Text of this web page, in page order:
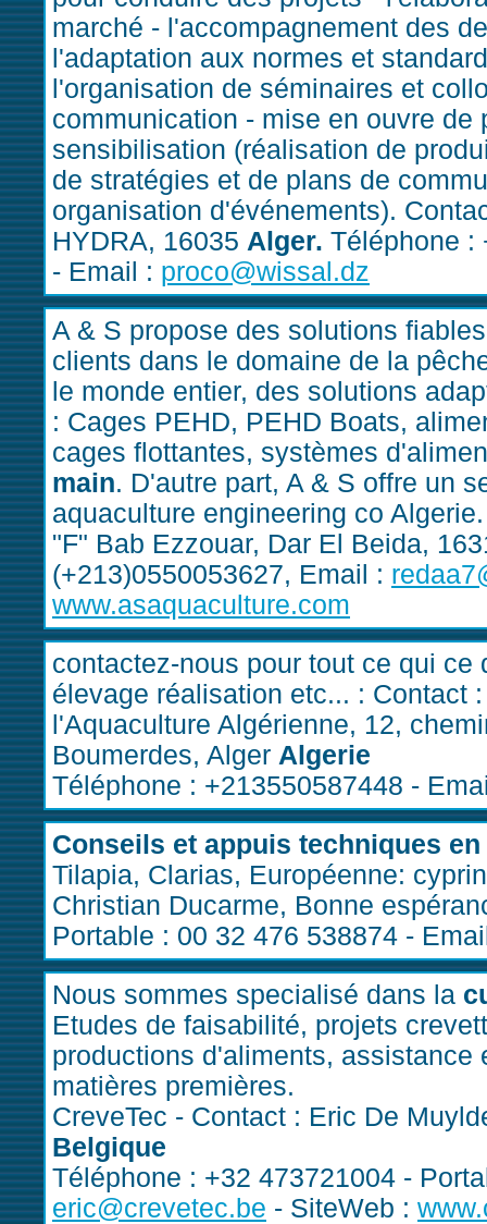
marché - l'accompagnement des
l'adaptation aux normes et
l'organisation de séminaires et
communication - mise en ouvre
sensibilisation (réalisation de
de stratégies et de plans de
organisation d'événements).
HYDRA, 16035 Alger. Téléphone :
- Email : proco@wissal.dz
A & S propose des solutions
clients dans le domaine de la
le monde entier, des solutions
: Cages PEHD, PEHD Boats,
cages flottantes, systèmes
main. D'autre part, A & S offre un
aquaculture engineering co
"F" Bab Ezzouar, Dar El Beida,
(+213)0550053627, Email :
www.asaquaculture.com
contactez-nous pour tout ce qui
élevage réalisation etc... : Contact
l'Aquaculture Algérienne, 12,
Boumerdes, Alger Algerie
Téléphone : +213550587448 -
Conseils et appuis techniques
Tilapia, Clarias, Européenne:
Christian Ducarme, Bonne
Portable : 00 32 476 538874 -
Nous sommes specialisé dans la
Etudes de faisabilité, projets
productions d'aliments, assistance
matières premières.
CreveTec - Contact : Eric De
Belgique
Téléphone : +32 473721004 -
eric@crevetec.be - SiteWeb :